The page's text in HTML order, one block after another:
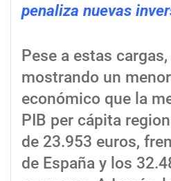
penaliza nuevas
Pese a estas
mostrando un
económico que la
PIB per cápita
de 23.953 euros,
de España y los